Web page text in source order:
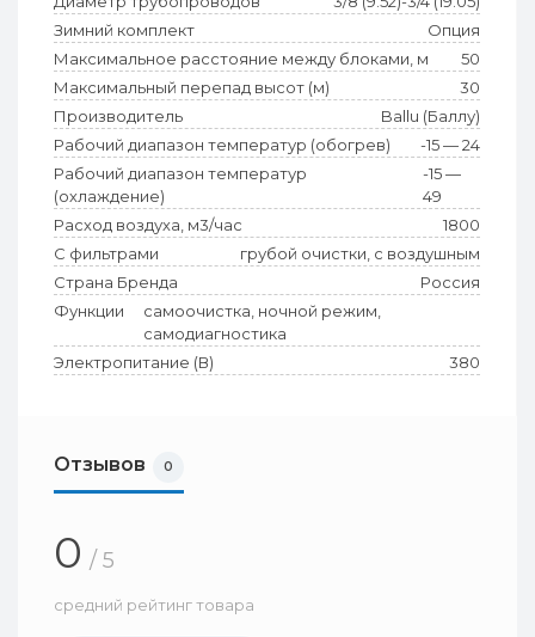
Зимний комплект
Опция
Максимальное расстояние между блоками, м
50
Максимальный перепад высот (м)
30
Производитель
Ballu (Баллу)
Рабочий диапазон температур (обогрев)
-15 — 24
Рабочий диапазон температур
(охлаждение)
-15 —
49
Расход воздуха, м3/час
1800
С фильтрами
грубой очистки, с воздушным
Страна Бренда
Россия
Функции
самоочистка, ночной режим,
самодиагностика
Электропитание (В)
380
Отзывов 0
0 / 5
средний рейтинг товара